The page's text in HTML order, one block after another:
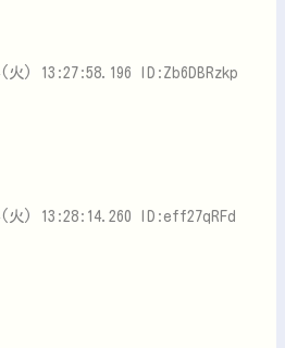
火) 13:27:58.196 ID:Zb6DBRzkp
火) 13:28:14.260 ID:eff27qRFd